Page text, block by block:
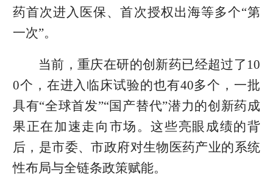
药首次进入医保、首次授权出海等多个“第
一次”。
当前，重庆在研的创新药已经超过了10
0个，在进入临床试验的也有40多个，一批
具有“全球首发”“国产替代”潜力的创新药成
果正在加速走向市场。这些亮眼成绩的背
后，是市委、市政府对生物医药产业的系统
性布局与全链条政策赋能。